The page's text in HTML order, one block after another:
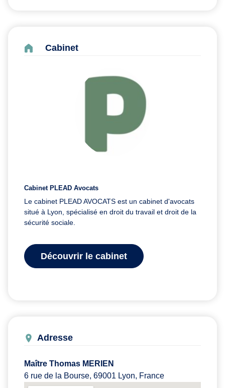
Cabinet
Cabinet PLEAD Avocats
Le cabinet PLEAD AVOCATS est un cabinet d'avocats
situé à Lyon, spécialisé en droit du travail et droit de la
sécurité sociale.
Découvrir le cabinet
Adresse
Maître Thomas MERIEN
6 rue de la Bourse, 69001 Lyon, France